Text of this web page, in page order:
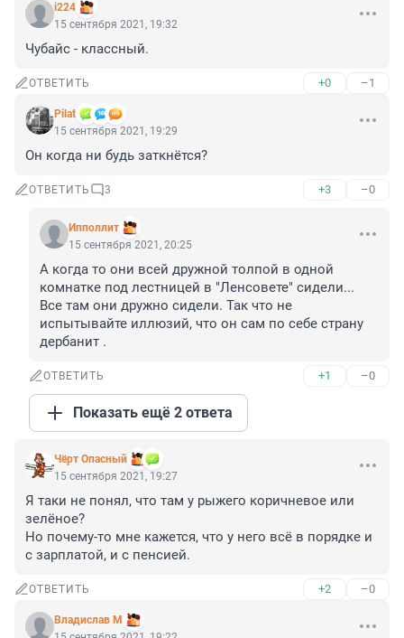
i224
15 сентября 2021, 19:32
Чубайс - классный.
ОТВЕТИТЬ +0 –1
Pilat
15 сентября 2021, 19:29
Он когда ни будь заткнётся?
ОТВЕТИТЬ 3 +3 –0
Ипполлит
15 сентября 2021, 20:25
А когда то они всей дружной толпой в одной
комнатке под лестницей в "Ленсовете" сидели...
Все там они дружно сидели. Так что не
испытывайте иллюзий, что он сам по себе страну
дербанит .
ОТВЕТИТЬ +1 –0
Показать ещё 2 ответа
Чёрт Опасный
15 сентября 2021, 19:27
Я таки не понял, что там у рыжего коричневое или
зелёное?
Но почему-то мне кажется, что у него всё в порядке и
с зарплатой, и с пенсией.
ОТВЕТИТЬ +2 –0
Владислав М